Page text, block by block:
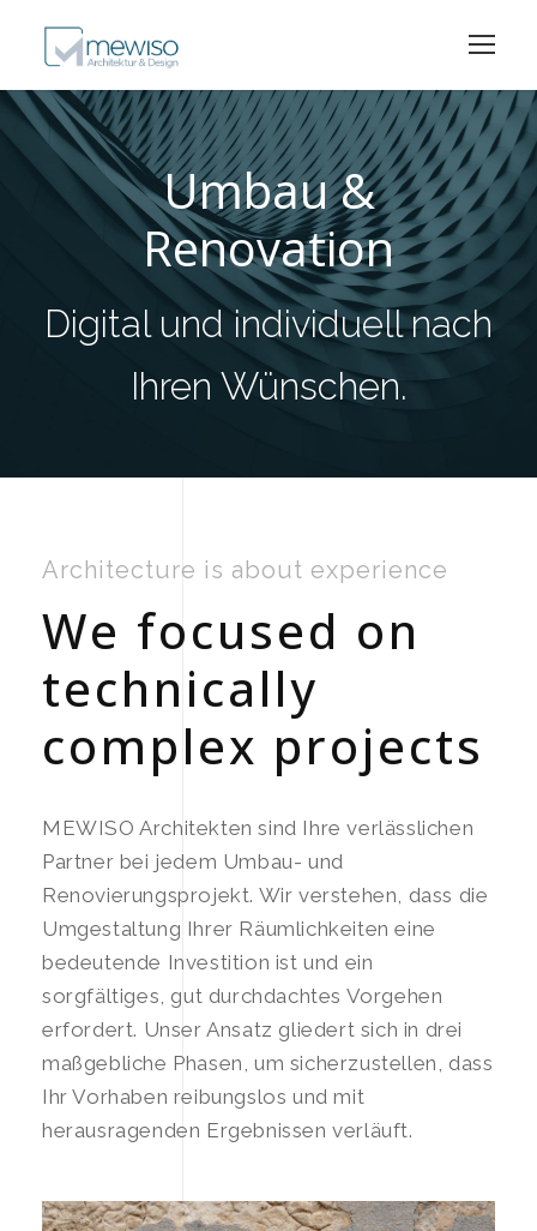
Umbau &
Renovation
Digital und individuell nach
Ihren Wünschen.
Architecture is about experience
We focused on
technically
complex projects
MEWISO Architekten sind Ihre verlässlichen
Partner bei jedem Umbau- und
Renovierungsprojekt. Wir verstehen, dass die
Umgestaltung Ihrer Räumlichkeiten eine
bedeutende Investition ist und ein
sorgfältiges, gut durchdachtes Vorgehen
erfordert. Unser Ansatz gliedert sich in drei
maßgebliche Phasen, um sicherzustellen, dass
Ihr Vorhaben reibungslos und mit
herausragenden Ergebnissen verläuft.